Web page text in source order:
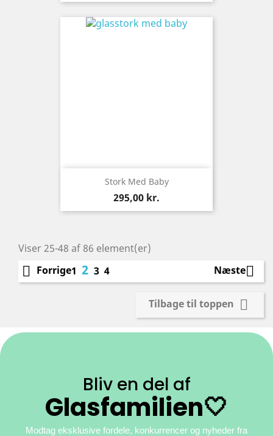
Stork Med Baby
Pris
295,00 kr.
Viser 25-48 af 86 element(er)
 Forrige1 2 3 4 Næste
Tilbage til toppen 
Bliv en del af
Glasfamilien🤍
Modtag eksklusive fordele, konkurrencer og nyheder fra